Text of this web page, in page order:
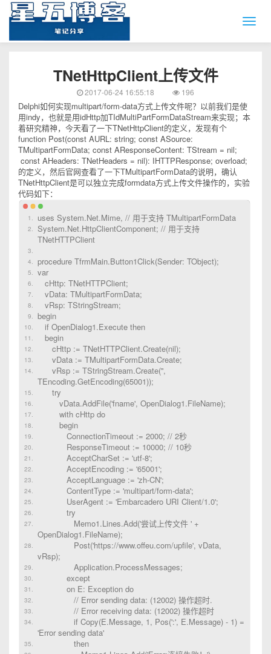
TNetHttpClient上传文件
2017-06-24 16:55:18 196
Delphi如何实现multipart/form-data方式上传文件呢？以前我们是使
用indy，也就是用idHttp加TIdMultiPartFormDataStream来实现；本
着研究精神，今天看了一下TNetHttpClient的定义，发现有个
function Post(const AURL: string; const ASource:
TMultipartFormData; const AResponseContent: TStream = nil;
const AHeaders: TNetHeaders = nil): IHTTPResponse; overload;
的定义，然后官网查看了一下TMultipartFormData的说明，确认
TNetHttpClient是可以独立完成formdata方式上传文件操作的，实验
代码如下：
uses System.Net.Mime, // 用于支持 TMultipartFormData
System.Net.HttpClientComponent; // 用于支持
TNetHTTPClient
procedure TfrmMain.Button1Click(Sender: TObject);
var
cHttp: TNetHTTPClient;
vData: TMultipartFormData;
vRsp: TStringStream;
begin
if OpenDialog1.Execute then
begin
cHttp := TNetHTTPClient.Create(nil);
vData := TMultipartFormData.Create;
vRsp := TStringStream.Create('',
TEncoding.GetEncoding(65001));
try
vData.AddFile('fname', OpenDialog1.FileName);
with cHttp do
begin
ConnectionTimeout := 2000; // 2秒
ResponseTimeout := 10000; // 10秒
AcceptCharSet := 'utf-8';
AcceptEncoding := '65001';
AcceptLanguage := 'zh-CN';
ContentType := 'multipart/form-data';
UserAgent := 'Embarcadero URI Client/1.0';
try
Memo1.Lines.Add('尝试上传文件 ' +
OpenDialog1.FileName);
Post('https://www.offeu.com/upfile', vData,
vRsp);
Application.ProcessMessages;
except
on E: Exception do
// Error sending data: (12002) 操作超时.
// Error receiving data: (12002) 操作超时
if Copy(E.Message, 1, Pos(':', E.Message) - 1) =
'Error sending data'
then